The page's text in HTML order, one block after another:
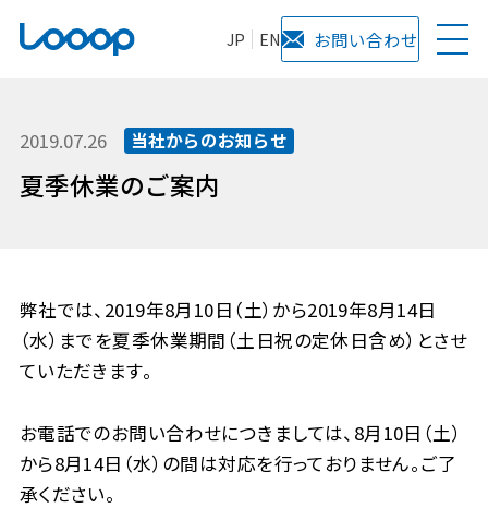
JP EN お問い合わせ
2019.07.26 当社からのお知らせ
夏季休業のご案内
弊社では、2019年8月10日（土）から2019年8月14日
（水）までを夏季休業期間（土日祝の定休日含め）とさせ
ていただきます。
お電話でのお問い合わせにつきましては、8月10日（土）
から8月14日（水）の間は対応を行っておりません。ご了
承ください。